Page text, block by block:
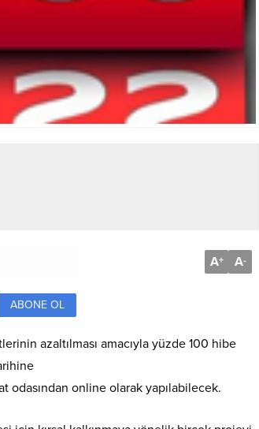
A+ A-
ABONE OL
azaltılması amacıyla yüzde 100 hibe
odasından online olarak yapılabilecek.